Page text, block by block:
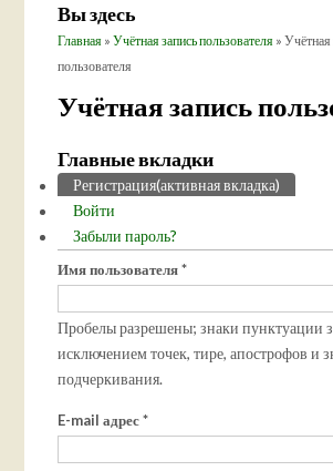
Вы здесь
Главная »Учётная запись пользователя » Учётная
пользователя
Учётная запись
Главные вкладки
Регистрация(активная вкладка)
Войти
Забыли пароль?
Имя пользователя*
Пробелы разрешены; знаки пунктуации
исключением точек, тире, апострофов и
подчеркивания.
E-mail адрес*